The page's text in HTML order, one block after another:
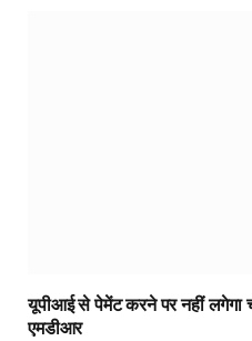
यूपीआई से पेमेंट करने पर नहीं लगेगा
एमडीआर